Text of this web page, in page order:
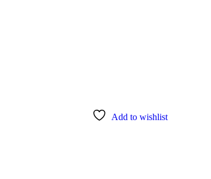
Add to wishlist